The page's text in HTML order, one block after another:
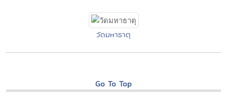
วัดมหาธาตุ
Go To Top